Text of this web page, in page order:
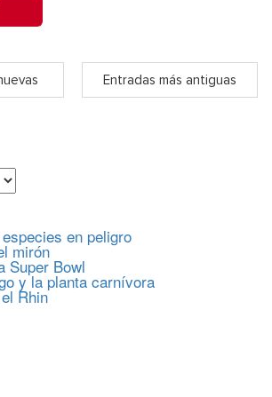
Entradas más antiguas
en peligro
mirón
Super Bowl
y la planta carnívora
Rhin